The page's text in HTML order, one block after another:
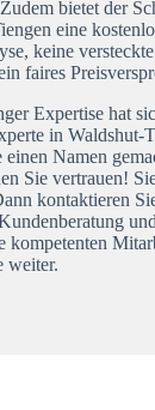
bietet der
eine
keine
faires
Expertise hat
in Waldshut-
Namen
Sie vertrauen!
kontaktieren
kompetenten
weiter.